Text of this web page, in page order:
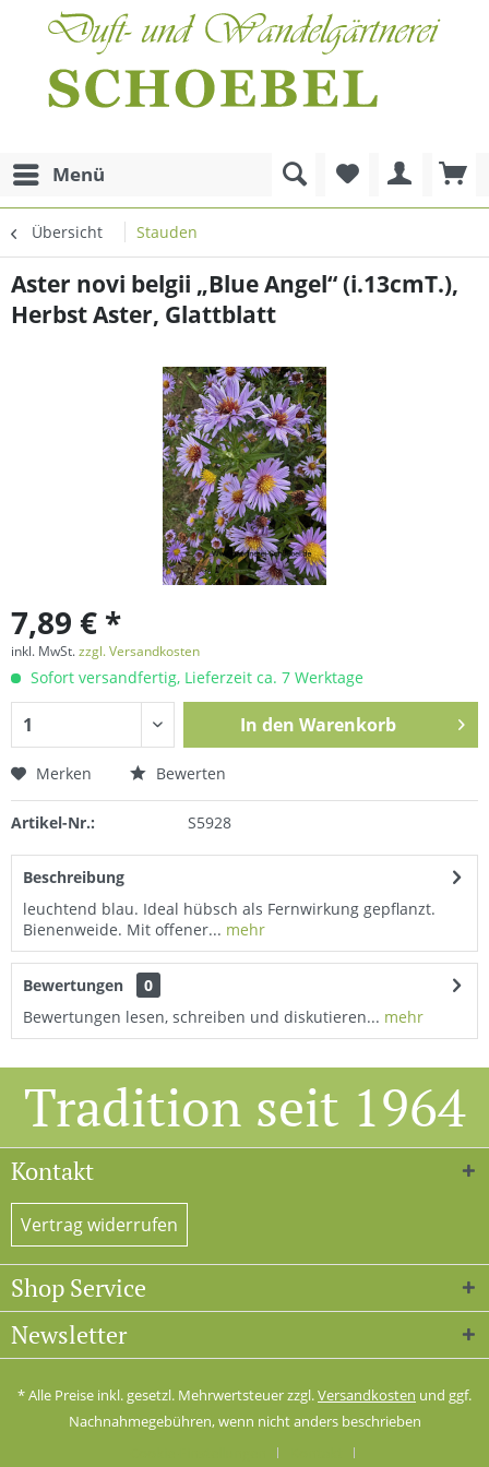
Menü
Übersicht Stauden
Aster novi belgii „Blue Angel“ (i.13cmT.),
Herbst Aster, Glattblatt
7,89 € *
inkl. MwSt.zzgl. Versandkosten
Sofort versandfertig, Lieferzeit ca. 7 Werktage
In den Warenkorb
Merken Bewerten
Artikel-Nr.: S5928
Beschreibung
leuchtend blau. Ideal hübsch als Fernwirkung gepflanzt.
Bienenweide. Mit offener... mehr
Bewertungen
0
Bewertungen lesen, schreiben und diskutieren... mehr
Tradition seit 1964
Kontakt
Vertrag widerrufen
Shop Service
Newsletter
* Alle Preise inkl. gesetzl. Mehrwertsteuer zzgl.Versandkosten und ggf.
Nachnahmegebühren, wenn nicht anders beschrieben